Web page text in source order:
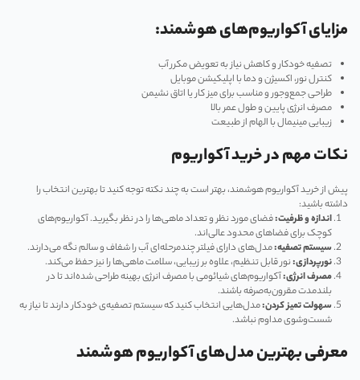
مزایای آکواریوم‌های هوشمند:
تصفیه خودکار و کاهش نیاز به تعویض مکرر آب
کنترل نور، اکسیژن و دما با اپلیکیشن موبایل
طراحی جمع‌وجور و مناسب برای میز کار یا اتاق نشیمن
مصرف انرژی پایین و طول عمر بالا
زیبایی مینیمال با الهام از طبیعت
نکات مهم در خرید آکواریوم
پیش از خرید آکواریوم هوشمند، بهتر است به چند نکته توجه کنید تا بهترین انتخاب را
داشته باشید:
اندازه و ظرفیت:فضای مورد نظر و تعداد ماهی‌ها را در نظر بگیرید. آکواریوم‌های
کوچک برای فضاهای محدود عالی‌اند.
سیستم تصفیه:مدل‌های دارای فیلتر چندمرحله‌ای آب را شفاف و سالم نگه می‌دارند.
نورپردازی:نور قابل تنظیم، علاوه بر زیبایی، سلامت ماهی‌ها را نیز حفظ می‌کند.
مصرف انرژی:آکواریوم‌های شیائومی با مصرف انرژی بهینه طراحی شده‌اند تا در
بلندمدت مقرون‌به‌صرفه باشند.
سهولت تمیز کردن:مدل‌هایی انتخاب کنید که سیستم تصفیه‌ی خودکار دارند تا نیاز به
شست‌وشوی مداوم نباشد.
معرفی بهترین مدل‌های آکواریوم هوشمند